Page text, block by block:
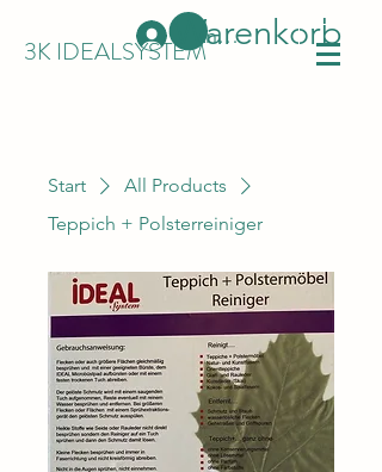
3K IDEALSYSTEMAnmelden
Warenkorb
Start
All Products
Teppich + Polsterreiniger